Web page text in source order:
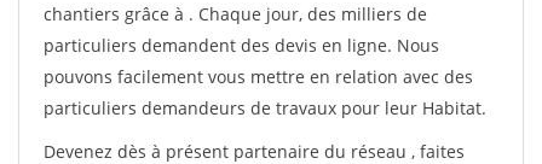
chantiers grâce à . Chaque jour, des milliers de
particuliers demandent des devis en ligne. Nous
pouvons facilement vous mettre en relation avec des
particuliers demandeurs de travaux pour leur Habitat.
Devenez dès à présent partenaire du réseau , faites